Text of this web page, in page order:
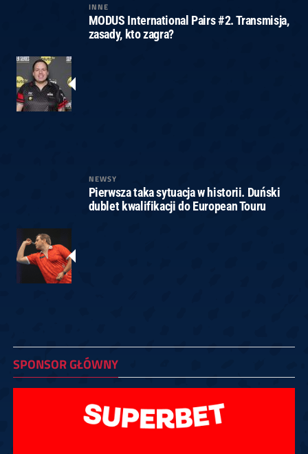
INNE
MODUS International Pairs #2. Transmisja,
zasady, kto zagra?
NEWSY
Pierwsza taka sytuacja w historii. Duński
dublet kwalifikacji do European Touru
SPONSOR GŁÓWNY